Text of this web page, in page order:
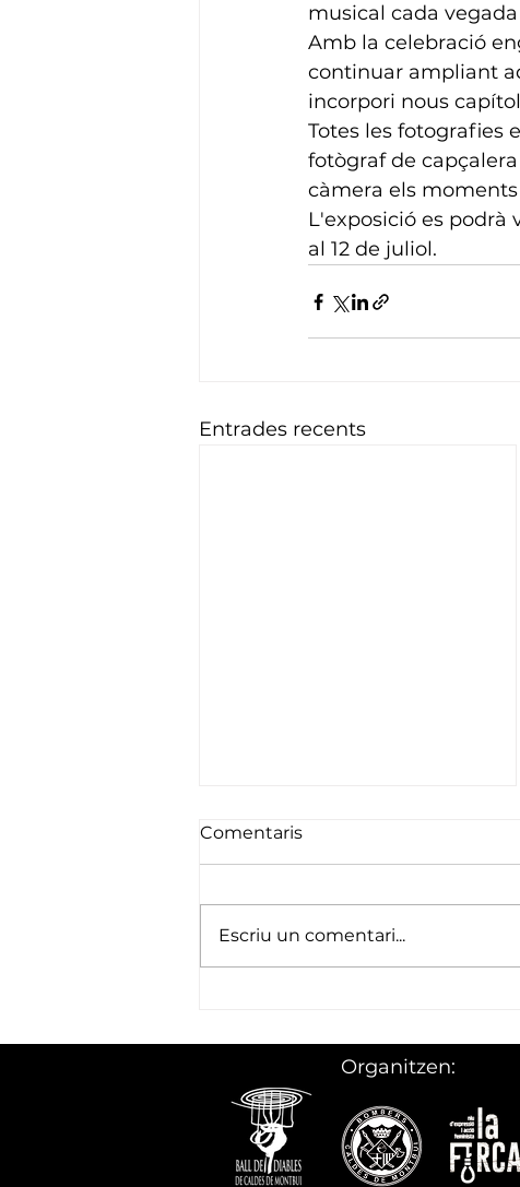
musical cada
Amb la celebració
continuar ampliant
incorpori nous
Totes les fotografies
fotògraf de
càmera els
L'exposició es
al 12 de juliol.
Entrades recents
celebra la 5a edició amb
una retrospectiva
fotogràfica
Comentaris
Escriu un comentari...
Organitzen: